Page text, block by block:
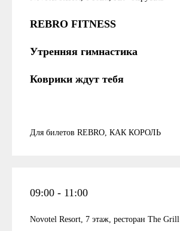
REBRO FITNESS
Утренняя гимнастика
Коврики ждут тебя
Для билетов REBRO, КАК КОРОЛЬ
09:00 - 11:00
Novotel Resort, 7 этаж, ресторан The Grill